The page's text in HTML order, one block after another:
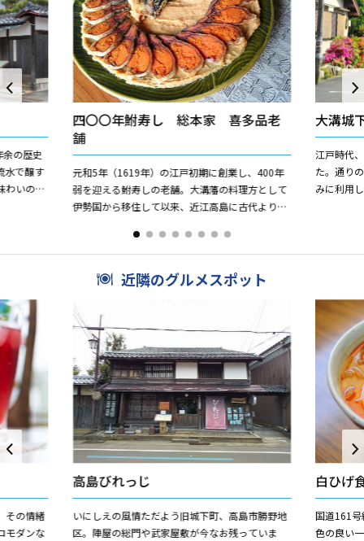
の歴史
水で醸す
わいのお
四〇〇年鮒寿し 総本家 喜多品老
舗
元和5年（1619年）の江戸初期に創業し、400年
弱を迎える鮒寿しの老舗。大溝藩の料理方として
伊勢国から移住して以来、近江高島に古代より伝
す。希少な琵琶湖産...
大溝城
江戸時代
た。通り
みに利用
近隣のグルメスポット
その情緒
モダンな
高島びれっじ
いにしえの風情ただよう旧城下町、高島市勝野地
区。陣屋の総門や武家屋敷が今なお残っていま
白ひげ
国道161
色の良い